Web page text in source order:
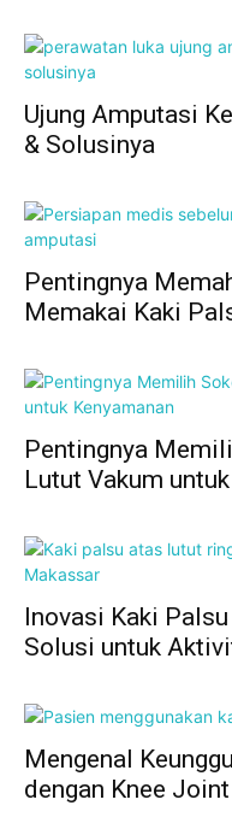
Ujung Amputasi
& Solusinya
Pentingnya
Memakai Kaki
Pentingnya
Lutut Vakum
Inovasi Kaki
Solusi untuk
Mengenal
dengan Knee